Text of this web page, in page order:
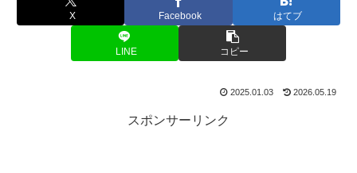
X Facebook はてブ
LINE コピー
2025.01.03 2026.05.19
スポンサーリンク